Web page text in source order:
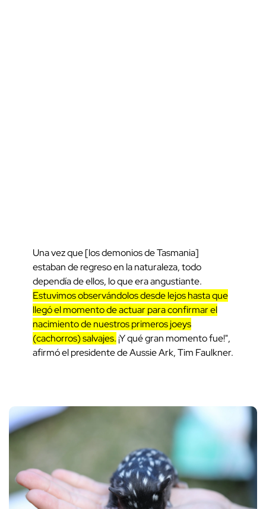
Una vez que [los demonios de Tasmania]
estaban de regreso en la naturaleza, todo
dependía de ellos, lo que era angustiante.
Estuvimos observándolos desde lejos hasta que
llegó el momento de actuar para confirmar el
nacimiento de nuestros primeros joeys
(cachorros) salvajes.¡Y qué gran momento fue!",
afirmó el presidente de Aussie Ark, Tim Faulkner.